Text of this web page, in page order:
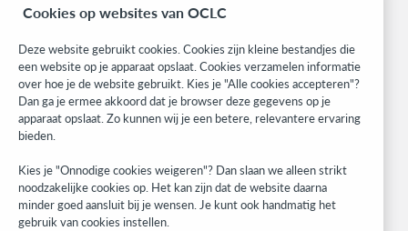
Community
Research
WebJunction
Developer Network
Stay in the know.
Get the latest product updates, research, events, and much more—
right to your inbox.
Subscribe now
Cookies op websites van OCLC
Deze website gebruikt cookies. Cookies zijn kleine bestandjes die
een website op je apparaat opslaat. Cookies verzamelen informatie
over hoe je de website gebruikt. Kies je "Alle cookies accepteren"?
Dan ga je ermee akkoord dat je browser deze gegevens op je
apparaat opslaat. Zo kunnen wij je een betere, relevantere ervaring
bieden.
Kies je "Onnodige cookies weigeren"? Dan slaan we alleen strikt
noodzakelijke cookies op. Het kan zijn dat de website daarna
minder goed aansluit bij je wensen. Je kunt ook handmatig het
gebruik van cookies instellen.